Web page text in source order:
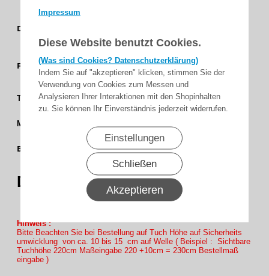
Impressum
Diese Website benutzt Cookies.
(Was sind Cookies? Datenschutzerklärung)
Indem Sie auf "akzeptieren" klicken, stimmen Sie der
Verwendung von Cookies zum Messen und
Analysieren Ihrer Interaktionen mit den Shopinhalten
zu. Sie können Ihr Einverständnis jederzeit widerrufen.
Einstellungen
Schließen
Akzeptieren
Dessingruppe
Feinstruktur
Farbgruppe
Aqua -
Transparenz 4 %
Matrieal
Bahnbreite
177 cm
(69,7)
Dessin
92-
50270
Hinweis :
Bitte Beachten Sie bei Bestellung auf Tuch Höhe auf Sicherheits
umwicklung von ca. 10 bis 15 cm auf Welle ( Beispiel : Sichtbare
Tuchhöhe 220cm Maßeingabe 220 +10cm = 230cm Bestellmaß
eingabe )